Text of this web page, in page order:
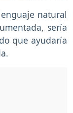
natural
sería
que ayudaría